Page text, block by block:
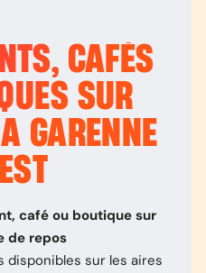
CAFÉS
SUR
GARENNE
café ou boutique sur
de repos
disponibles sur les aires